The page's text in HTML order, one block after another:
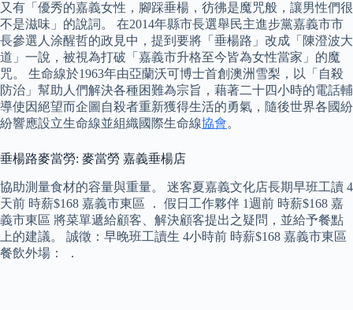
又有「優秀的嘉義女性，腳踩垂楊，彷彿是魔咒般，讓男性們很
不是滋味」的說詞。 在2014年縣市長選舉民主進步黨嘉義市市
長參選人涂醒哲的政見中，提到要將「垂楊路」改成「陳澄波大
道」一說，被視為打破「嘉義市升格至今皆為女性當家」的魔
咒。 生命線於1963年由亞蘭沃可博士首創澳洲雪梨，以「自殺
防治」幫助人們解決各種困難為宗旨，藉著二十四小時的電話輔
導使因絕望而企圖自殺者重新獲得生活的勇氣，隨後世界各國紛
紛響應設立生命線並組織國際生命線協會。
垂楊路麥當勞: 麥當勞 嘉義垂楊店
協助測量食材的容量與重量。 迷客夏嘉義文化店長期早班工讀 4
天前 時薪$168 嘉義市東區 ． 假日工作夥伴 1週前 時薪$168 嘉
義市東區 將菜單遞給顧客、解決顧客提出之疑問，並給予餐點
上的建議。 誠徵：早晚班工讀生 4小時前 時薪$168 嘉義市東區
餐飲外場： ．